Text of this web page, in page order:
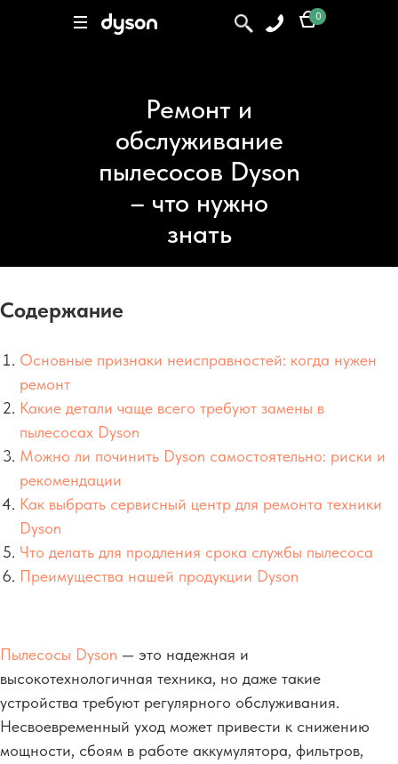
0
0
Ремонт и
обслуживание
пылесосов Dyson
– что нужно
знать
Содержание
Основные признаки неисправностей: когда нужен
ремонт
Какие детали чаще всего требуют замены в
пылесосах Dyson
Можно ли починить Dyson самостоятельно: риски и
рекомендации
Как выбрать сервисный центр для ремонта техники
Dyson
Что делать для продления срока службы пылесоса
Преимущества нашей продукции Dyson
Пылесосы Dyson — это надежная и
высокотехнологичная техника, но даже такие
устройства требуют регулярного обслуживания.
Несвоевременный уход может привести к снижению
мощности, сбоям в работе аккумулятора, фильтров,